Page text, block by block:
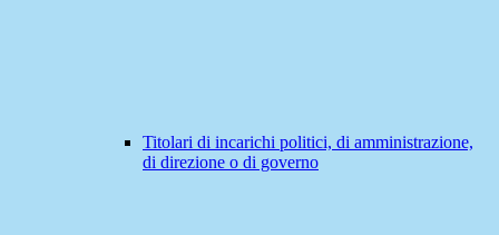
Titolari di incarichi politici, di amministrazione,
di direzione o di governo